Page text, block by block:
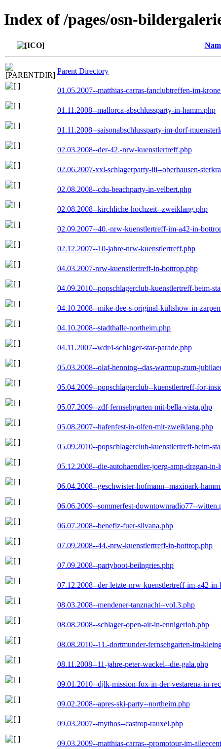
Index of /pages/osn-
Parent Directory
01.05.2007--matthias-carras-fanclubtreffen-im-
01.11.2008--mallorca-abschlussparty-in-hamm.php
01.11.2008--saisonabschlussparty-im-dorf-
02.03.2008--der-42.-nrw-kuenstlertreff.php
02.06.2007-xxl-schlagerparty-iii--oberhausen-
02.08.2008--cdu-beachparty-in-velbert.php
02.08.2008--kirchliche-hochzeit--zweiklang.php
02.09.2007--40.-nrw-kuenstlertreff-im-a42-in-
02.12.2007--10-jahre-nrw-kuenstlertreff.php
04.03.2007-nrw-kuenstlertreff-in-bottrop.php
04.09.2010--popschlagerclub-kuenstlertreff-beim-
04.10.2008--mike-dee-s-original-kultshow-in-
04.10.2008--stadthalle-northeim.php
04.11.2007--wdr4-schlager-star-parade.php
05.03.2008--olaf-henning--das-warmup-zum-
05.04.2009--popschlagerclub--kuenstlertreff-for-
05.07.2009--zdf-fernsehgarten-mit-bella-vista.php
05.08.2007--hafenfest-in-olfen-mit-zweiklang.php
05.09.2010--popschlagerclub-kuenstlertreff-beim-
05.12.2008--die-autohaendler-joerg-amp-dragan-in-
06.04.2008--geschwister-hofmann--maxipark-
06.06.2009--sommerfest-downtownradio77--
06.07.2008--benefiz-fuer-silvana.php
07.09.2008--44.-nrw-kuenstlertreff-in-bottrop.php
07.09.2008--partyboot-beilngries.php
07.12.2008--der-letzte-nrw-kuenstlertreff-im-a42-
08.03.2008--mendener-tanznacht--vol.3.php
08.08.2008--schlager-open-air-in-ennigerloh.php
08.08.2010--11.-dortmunder-fernsehgarten-im-
08.11.2008--11-jahre-peter-wackel--die-gala.php
09.01.2010--djlk-mission-fox-in-der-vestarena-in-
09.02.2008--apres-ski-party--northeim.php
09.03.2007--mythos--castrop-rauxel.php
09.03.2009--matthias-carras--promotour-im-